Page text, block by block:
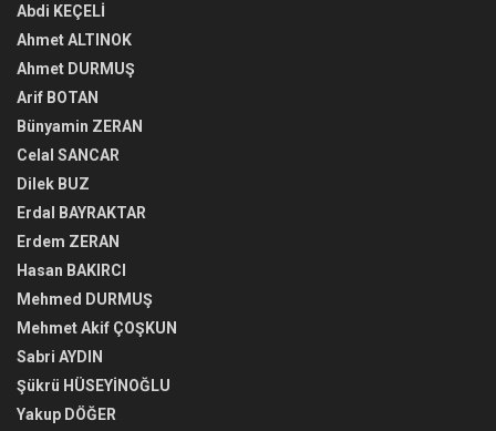
Abdi KEÇELİ
Ahmet ALTINOK
Ahmet DURMUŞ
Arif BOTAN
Bünyamin ZERAN
Celal SANCAR
Dilek BUZ
Erdal BAYRAKTAR
Erdem ZERAN
Hasan BAKIRCI
Mehmed DURMUŞ
Mehmet Akif ÇOŞKUN
Sabri AYDIN
Şükrü HÜSEYİNOĞLU
Yakup DÖĞER